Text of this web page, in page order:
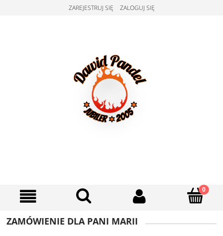
ZAREJESTRUJ SIĘ ZALOGUJ SIĘ
ZAMÓWIENIE DLA PANI MARII